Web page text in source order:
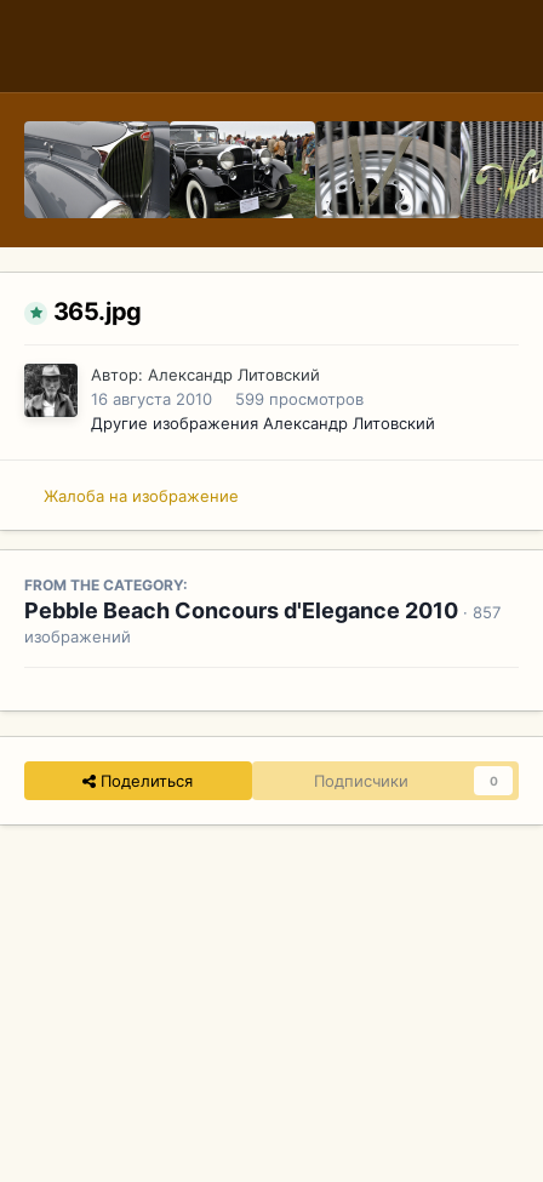
365.jpg
Автор: Александр Литовский
16 августа 2010
599 просмотров
Другие изображения Александр Литовский
Жалоба на изображение
FROM THE CATEGORY:
Pebble Beach Concours d'Elegance 2010 · 857
изображений
Поделиться Подписчики 0